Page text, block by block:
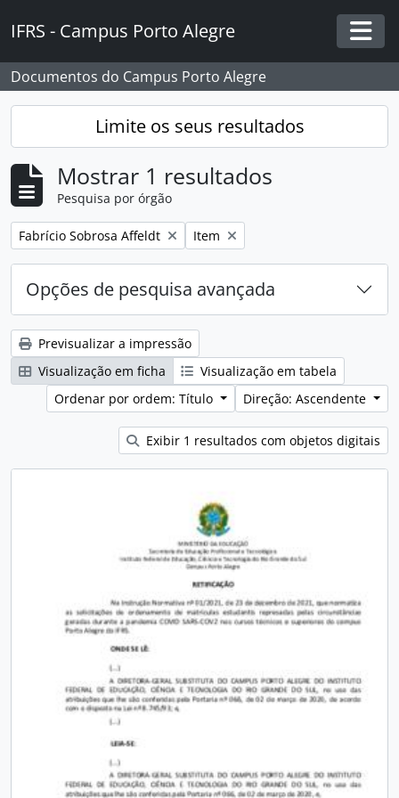
IFRS - Campus Porto Alegre
Documentos do Campus Porto Alegre
Limite os seus resultados
Mostrar 1 resultados
Pesquisa por órgão
Remover filtro:
Fabrício Sobrosa Affeldt Remover filtro:
Item
Opções de pesquisa avançada
Previsualizar a impressão
Visualização em ficha
Visualização em tabela
Ordenar por ordem: Título
Direção: Ascendente
Exibir 1 resultados com objetos digitais